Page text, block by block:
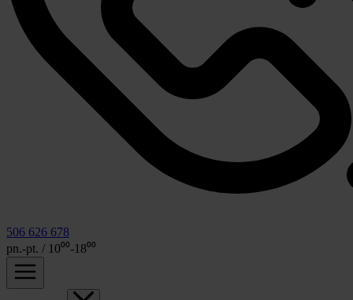
506 626 678
pn.-pt. / 10⁰⁰-18⁰⁰